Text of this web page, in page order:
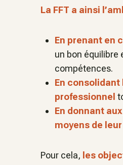
La FFT a ainsi
En prenant en
un bon équilibre
compétences.
En
professionnel
En donnant
moyens de
Pour cela, les